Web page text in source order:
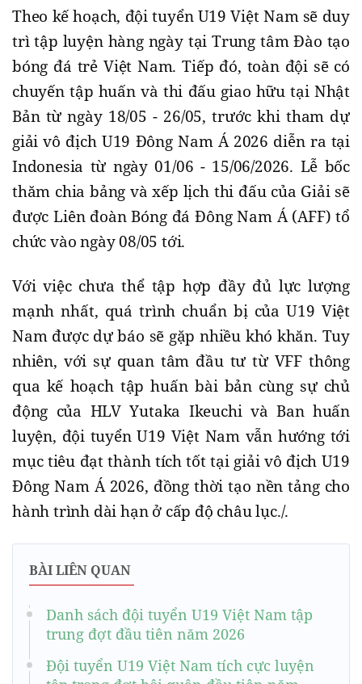
Theo kế hoạch, đội tuyển U19 Việt Nam sẽ duy
trì tập luyện hàng ngày tại Trung tâm Đào tạo
bóng đá trẻ Việt Nam. Tiếp đó, toàn đội sẽ có
chuyến tập huấn và thi đấu giao hữu tại Nhật
Bản từ ngày 18/05 - 26/05, trước khi tham dự
giải vô địch U19 Đông Nam Á 2026 diễn ra tại
Indonesia từ ngày 01/06 - 15/06/2026. Lễ bốc
thăm chia bảng và xếp lịch thi đấu của Giải sẽ
được Liên đoàn Bóng đá Đông Nam Á (AFF) tổ
chức vào ngày 08/05 tới.
Với việc chưa thể tập hợp đầy đủ lực lượng
mạnh nhất, quá trình chuẩn bị của U19 Việt
Nam được dự báo sẽ gặp nhiều khó khăn. Tuy
nhiên, với sự quan tâm đầu tư từ VFF thông
qua kế hoạch tập huấn bài bản cùng sự chủ
động của HLV Yutaka Ikeuchi và Ban huấn
luyện, đội tuyển U19 Việt Nam vẫn hướng tới
mục tiêu đạt thành tích tốt tại giải vô địch U19
Đông Nam Á 2026, đồng thời tạo nền tảng cho
hành trình dài hạn ở cấp độ châu lục./.
BÀI LIÊN QUAN
Danh sách đội tuyển U19 Việt Nam tập
trung đợt đầu tiên năm 2026
Đội tuyển U19 Việt Nam tích cực luyện